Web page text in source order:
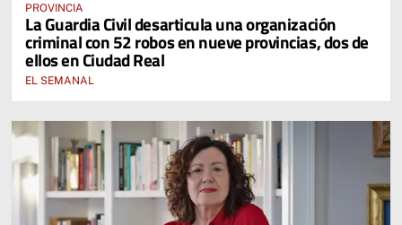
PROVINCIA
La Guardia Civil desarticula una organización
criminal con 52 robos en nueve provincias, dos de
ellos en Ciudad Real
EL SEMANAL